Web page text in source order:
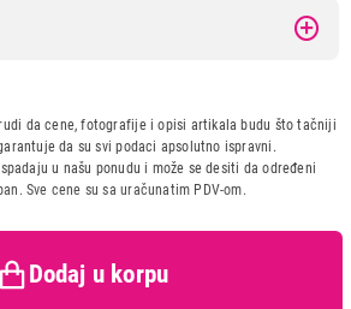
MIKSER
GORENJE d.o.o.
KINA
kupaca po osnovu zakona o
da cene, fotografije i opisi artikala budu što tačniji
da su svi podaci apsolutno ispravni.
u našu ponudu i može se desiti da određeni
Sve cene su sa uračunatim PDV-om.
Dodaj u korpu